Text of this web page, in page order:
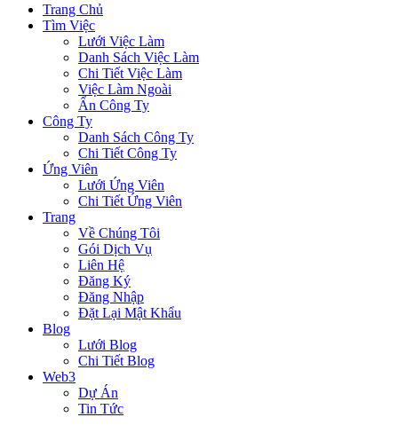
Trang Chủ
Tìm Việc
Lưới Việc Làm
Danh Sách Việc Làm
Chi Tiết Việc Làm
Việc Làm Ngoài
Ẩn Công Ty
Công Ty
Danh Sách Công Ty
Chi Tiết Công Ty
Ứng Viên
Lưới Ứng Viên
Chi Tiết Ứng Viên
Trang
Về Chúng Tôi
Gói Dịch Vụ
Liên Hệ
Đăng Ký
Đăng Nhập
Đặt Lại Mật Khẩu
Blog
Lưới Blog
Chi Tiết Blog
Web3
Dự Án
Tin Tức